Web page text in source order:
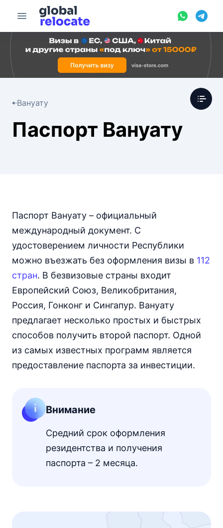
Вануату
Паспорт Вануату
Паспорт Вануату – официальный
международный документ. С
удостоверением личности Республики
можно въезжать без оформления визы в 112
стран. В безвизовые страны входит
Европейский Союз, Великобритания,
Россия, Гонконг и Сингапур. Вануату
предлагает несколько простых и быстрых
способов получить второй паспорт. Одной
из самых известных программ является
предоставление паспорта за инвестиции.
Внимание
Средний срок оформления
резидентства и получения
паспорта – 2 месяца.